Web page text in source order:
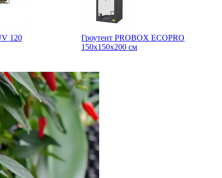
120
Гроутент PROBOX ECOPRO
150x150x200 см